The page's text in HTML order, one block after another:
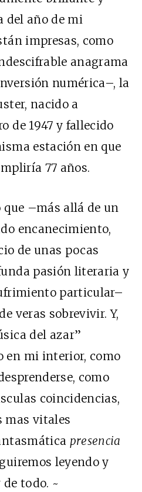
del año de mi
impresas, como
anagrama
numérica–, la
nacido a
de 1947 y fallecido
estación en que
77 años.
que –más allá de un
encanecimiento,
de unas pocas
pasión literaria y
particular–
veras sobrevivir. Y,
del azar”
en mi interior, como
como
coincidencias,
mas vitales
presencia
leyendo y
todo. ~